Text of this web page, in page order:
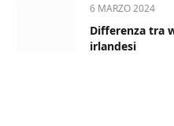
6 MARZO 2024
Differenza tra
irlandesi